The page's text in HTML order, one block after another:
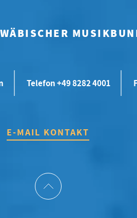
Telefon +49 8282 4001
E-MAIL KONTAKT